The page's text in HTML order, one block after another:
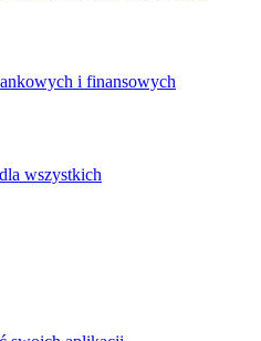
i finansowych
wszystkich